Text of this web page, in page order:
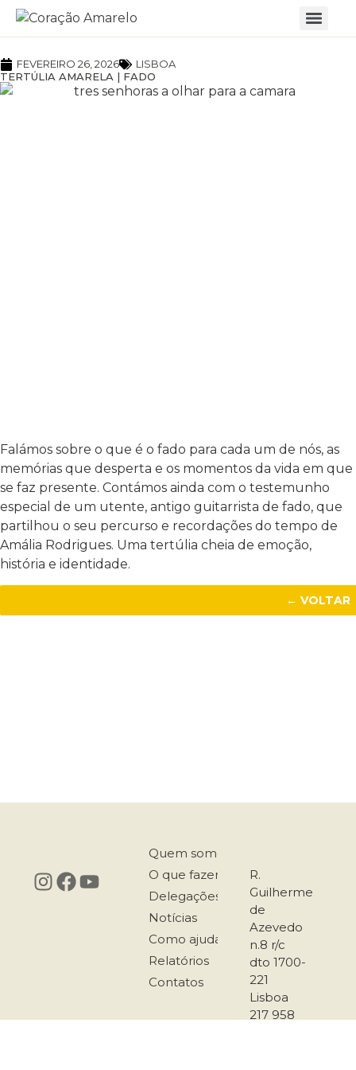
FEVEREIRO 26, 2026
LISBOA
TERTÚLIA AMARELA | FADO
Falámos sobre o que é o fado para cada um de nós, as
memórias que desperta e os momentos da vida em que
se faz presente. Contámos ainda com o testemunho
especial de um utente, antigo guitarrista de fado, que
partilhou o seu percurso e recordações do tempo de
Amália Rodrigues. Uma tertúlia cheia de emoção,
história e identidade.
← VOLTAR
Quem somos
O que fazemos
Delegações
Notícias
Como ajudar
Relatórios
Contatos
R.
Guilherme
de
Azevedo
n.8 r/c
dto 1700-
221
Lisboa
217 958